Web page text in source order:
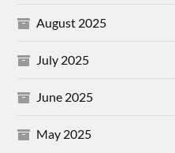
August 2025
July 2025
June 2025
May 2025